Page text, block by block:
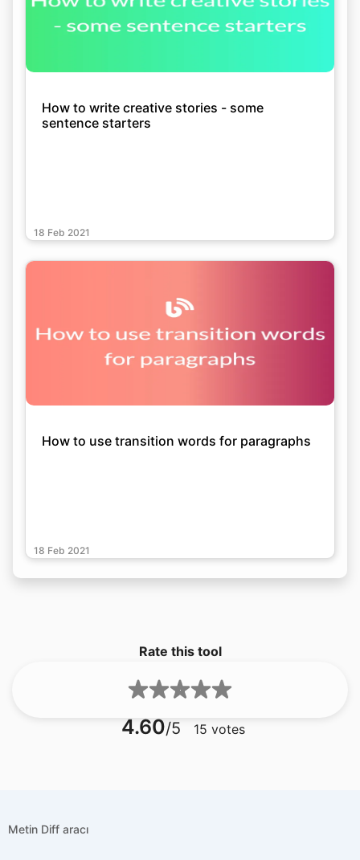
How to write creative stories - some
sentence starters
18 Feb 2021
How to use transition words for paragraphs
18 Feb 2021
Rate this tool
4.60/5 15 votes
Metin Diff aracı